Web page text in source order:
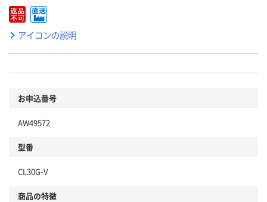
アイコンの説明
お申込番号
AW49572
型番
CL30G-V
商品の特徴